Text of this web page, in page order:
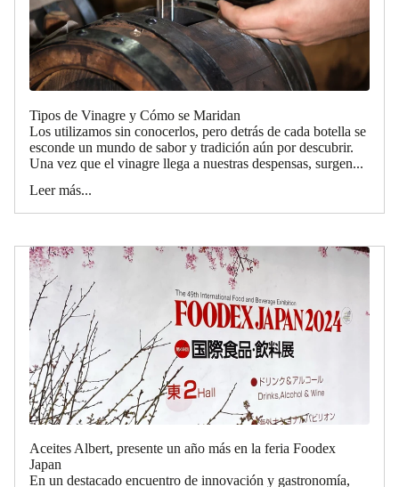
Tipos de Vinagre y Cómo se Maridan
Los utilizamos sin conocerlos, pero detrás de cada botella se
esconde un mundo de sabor y tradición aún por descubrir.
Una vez que el vinagre llega a nuestras despensas, surgen...
Leer más...
Aceites Albert, presente un año más en la feria Foodex
Japan
En un destacado encuentro de innovación y gastronomía,